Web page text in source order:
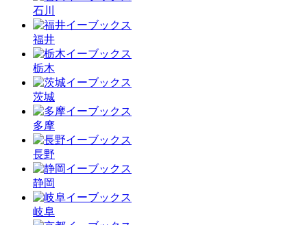
石川
福井
栃木
茨城
多摩
長野
静岡
岐阜